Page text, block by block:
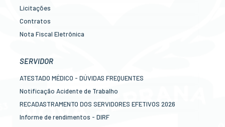
Licitações
Contratos
Nota Fiscal Eletrônica
Transparência
SERVIDOR
ATESTADO MÉDICO - DÚVIDAS FREQUENTES
Notificação Acidente de Trabalho
RECADASTRAMENTO DOS SERVIDORES EFETIVOS 2026
Informe de rendimentos - DIRF